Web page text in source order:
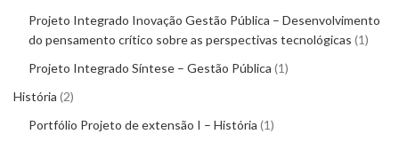
Projeto Integrado Inovação Gestão Pública – Desenvolvimento
do pensamento crítico sobre as perspectivas tecnológicas 1
Projeto Integrado Síntese – Gestão Pública 1
História 2
Portfólio Projeto de extensão I – História 1